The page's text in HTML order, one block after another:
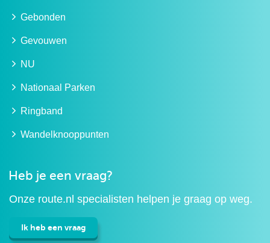
Gebonden
Gevouwen
NU
Nationaal Parken
Ringband
Wandelknooppunten
Heb je een vraag?
Onze route.nl specialisten helpen je graag op weg.
Ik heb een vraag